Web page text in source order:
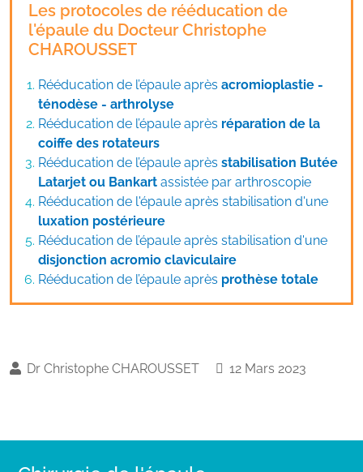
Les protocoles de rééducation de
l'épaule du Docteur Christophe
CHAROUSSET
Rééducation de l’épaule après acromioplastie -
ténodèse - arthrolyse
Rééducation de l’épaule après réparation de la
coiffe des rotateurs
Rééducation de l’épaule après stabilisation Butée
Latarjet ou Bankart assistée par arthroscopie
Rééducation de l'épaule après stabilisation d'une
luxation postérieure
Rééducation de l’épaule après stabilisation d'une
disjonction acromio claviculaire
Rééducation de l’épaule après prothèse totale
Dr Christophe CHAROUSSET 12 Mars 2023